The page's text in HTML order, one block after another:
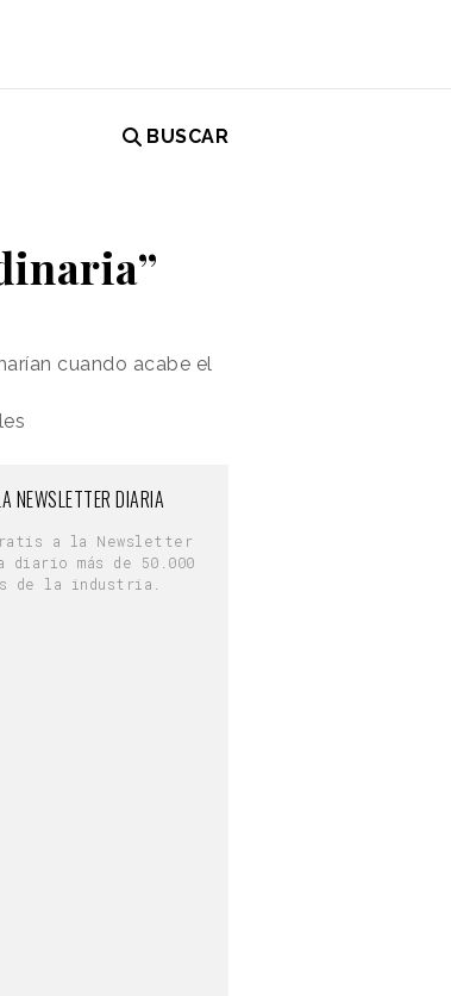
BUSCAR
cuando acabe el
NEWSLETTER DIARIA
a la Newsletter
diario más de 50.000
de la industria.